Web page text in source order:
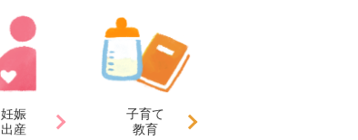
妊娠
出産
子育て
教育